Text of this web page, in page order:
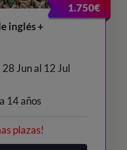
1.750€
inglés +
Jun al 12 Jul
14 años
plazas!